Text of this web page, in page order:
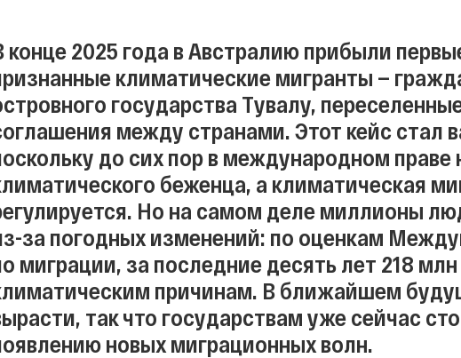
конце 2025 года в Австралию прибыли
климатические мигранты —
государства Тувалу,
между странами. Этот кейс стал
до сих пор в международном праве
беженца, а климатическая
Но на самом деле миллионы
за погодных изменений: по оценкам
миграции, за последние десять лет 218
причинам. В ближайшем
так что государствам уже сейчас
новых миграционных волн.